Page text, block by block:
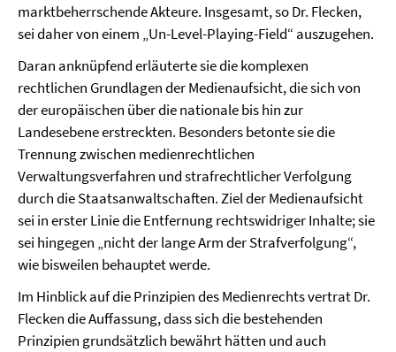
marktbeherrschende Akteure. Insgesamt, so Dr. Flecken,
sei daher von einem „Un-Level-Playing-Field“ auszugehen.
Daran anknüpfend erläuterte sie die komplexen
rechtlichen Grundlagen der Medienaufsicht, die sich von
der europäischen über die nationale bis hin zur
Landesebene erstreckten. Besonders betonte sie die
Trennung zwischen medienrechtlichen
Verwaltungsverfahren und strafrechtlicher Verfolgung
durch die Staatsanwaltschaften. Ziel der Medienaufsicht
sei in erster Linie die Entfernung rechtswidriger Inhalte; sie
sei hingegen „nicht der lange Arm der Strafverfolgung“,
wie bisweilen behauptet werde.
Im Hinblick auf die Prinzipien des Medienrechts vertrat Dr.
Flecken die Auffassung, dass sich die bestehenden
Prinzipien grundsätzlich bewährt hätten und auch